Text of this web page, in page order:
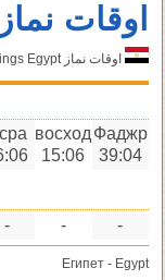
اوقات نماز Египет
اوقات نماز Египет - Namaz Timings Egypt -- ٨ август ۲۰۲۶ - суббота
Фаджр
39:04
восход
15:06
-
-
-
Египет - Egypt